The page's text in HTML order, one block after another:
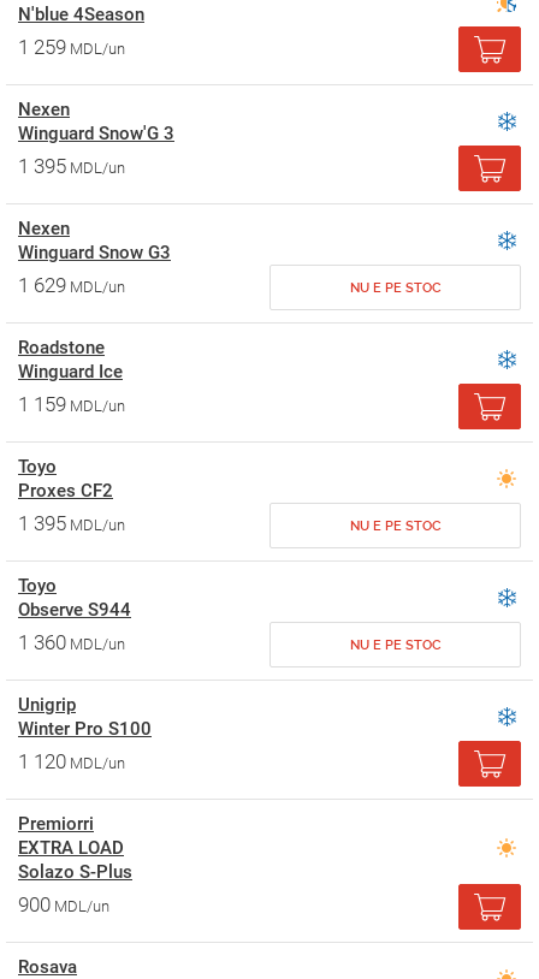
N'blue 4Season
1 259 MDL/un
Nexen
Winguard Snow'G 3
1 395 MDL/un
Nexen
Winguard Snow G3
1 629 MDL/un NU E PE STOC
Roadstone
Winguard Ice
1 159 MDL/un
Toyo
Proxes CF2
1 395 MDL/un NU E PE STOC
Toyo
Observe S944
1 360 MDL/un NU E PE STOC
Unigrip
Winter Pro S100
1 120 MDL/un
Premiorri
EXTRA LOAD
Solazo S-Plus
900 MDL/un
Rosava